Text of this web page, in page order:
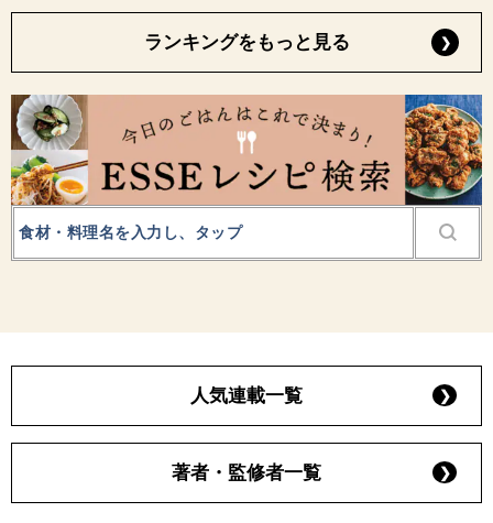
ランキングをもっと見る
人気連載一覧
著者・監修者一覧